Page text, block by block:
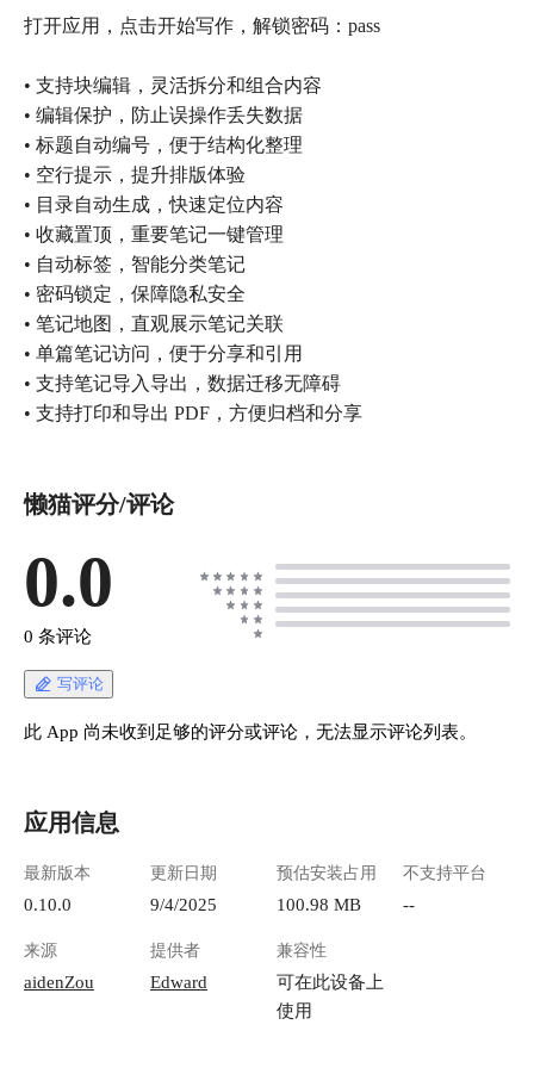
打开应用，点击开始写作，解锁密码：pass
• 支持块编辑，灵活拆分和组合内容
• 编辑保护，防止误操作丢失数据
• 标题自动编号，便于结构化整理
• 空行提示，提升排版体验
• 目录自动生成，快速定位内容
• 收藏置顶，重要笔记一键管理
• 自动标签，智能分类笔记
• 密码锁定，保障隐私安全
• 笔记地图，直观展示笔记关联
• 单篇笔记访问，便于分享和引用
• 支持笔记导入导出，数据迁移无障碍
• 支持打印和导出 PDF，方便归档和分享
懒猫评分/评论
0.0
0 条评论
写评论
此 App 尚未收到足够的评分或评论，无法显示评论列表。
应用信息
最新版本
0.10.0
更新日期
9/4/2025
预估安装占用
100.98 MB
不支持平台
--
来源
aidenZou
提供者
Edward
兼容性
可在此设备上
使用